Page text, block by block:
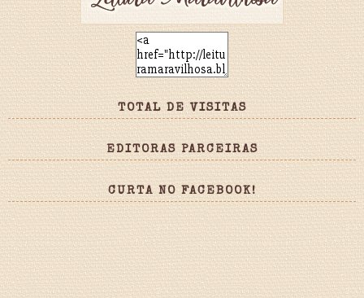
TOTAL DE VISITAS
EDITORAS PARCEIRAS
CURTA NO FACEBOOK!